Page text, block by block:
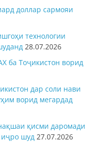
доллар сармояи
технологии
28.07.2026
ба Тоҷикистон ворид
дар соли нави
ворид мегардад
қисми даромади
иҷро шуд 27.07.2026